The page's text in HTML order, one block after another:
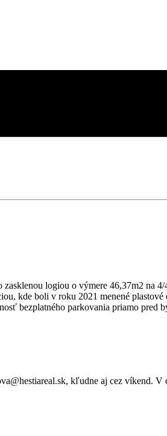
logiou o výmere 46,37m2 na
kde boli v roku 2021 menené
bezplatného parkovania priamo pred
kľudne aj cez víkend.